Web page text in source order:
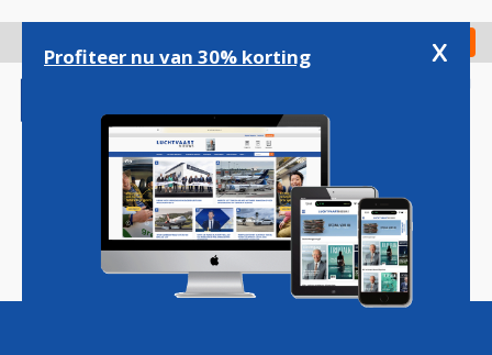
gaan
Check in
Magazine Podcasts Vacatures
Profiteer nu van 30% korting x